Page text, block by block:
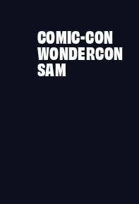
COMIC-CON
WONDERCON
SAM